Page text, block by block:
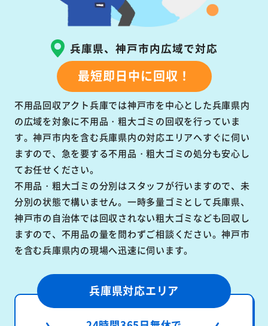
兵庫県、神戸市内広域で対応
最短即日中に回収！
不用品回収アクト兵庫では神戸市を中心とした兵庫県内
の広域を対象に不用品・粗大ゴミの回収を行っていま
す。神戸市内を含む兵庫県内の対応エリアへすぐに伺い
ますので、急を要する不用品・粗大ゴミの処分も安心し
てお任せください。
不用品・粗大ゴミの分別はスタッフが行いますので、未
分別の状態で構いません。一時多量ゴミとして兵庫県、
神戸市の自治体では回収されない粗大ゴミなども回収し
ますので、不用品の量を問わずご相談ください。神戸市
を含む兵庫県内の現場へ迅速に伺います。
兵庫県対応エリア